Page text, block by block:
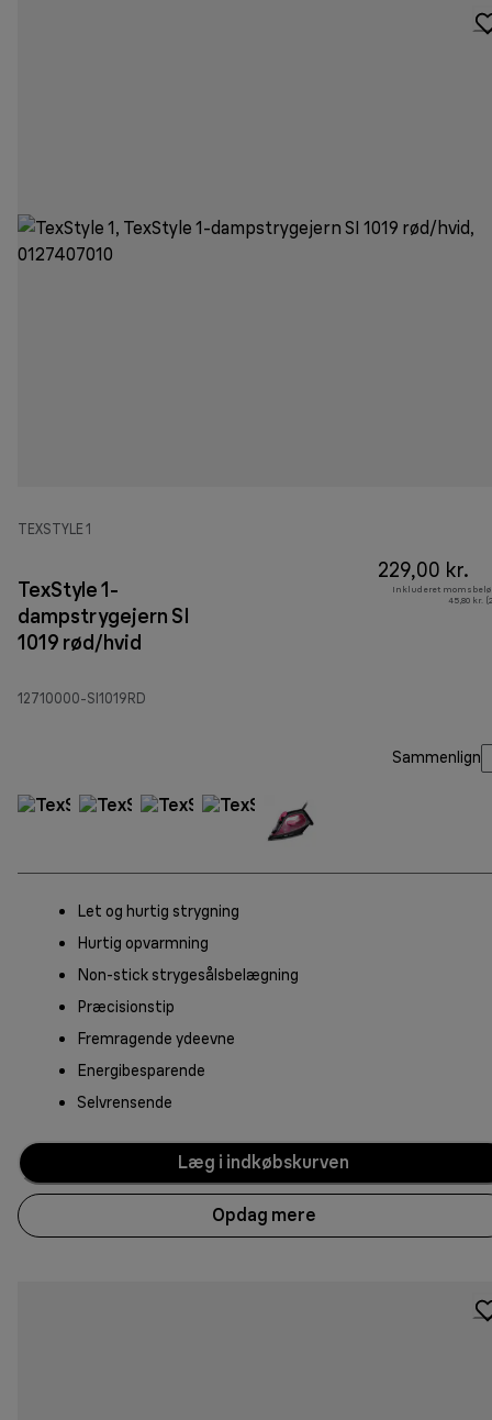
TEXSTYLE 1
TexStyle 1-
dampstrygejern SI
1019 rød/hvid
12710000-SI1019RD
229,00 kr.
Inkluderet
45,80 kr.
Sammenlign
Let og hurtig strygning
Hurtig opvarmning
Non-stick strygesålsbelægning
Præcisionstip
Fremragende ydeevne
Energibesparende
Selvrensende
Læg i indkøbskurven
Opdag mere